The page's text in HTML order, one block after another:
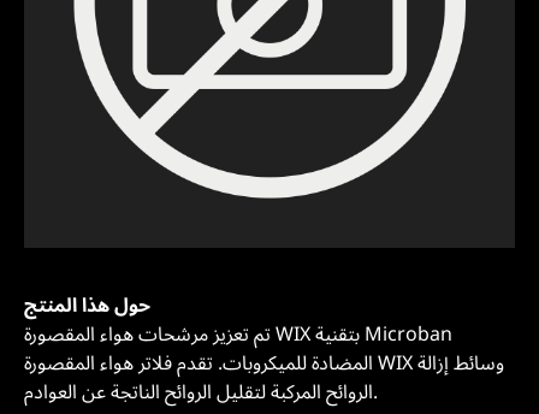
حول هذا المنتج
تم تعزيز مرشحات هواء المقصورة WIX بتقنية Microban
المضادة للميكروبات. تقدم فلاتر هواء المقصورة WIX وسائط إزالة
الروائح المركبة لتقليل الروائح الناتجة عن العوادم.